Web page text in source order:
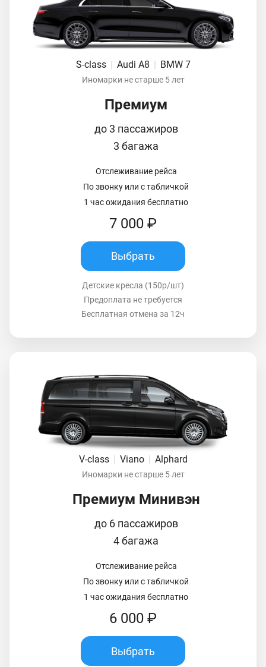
S-class | Audi A8 | BMW 7
Иномарки не старше 5 лет
Премиум
до 3 пассажиров
3 багажа
Отслеживание рейса
По звонку или с табличкой
1 час ожидания бесплатно
7 000 ₽
Выбрать
Детские кресла (150р/шт)
Предоплата не требуется
Бесплатная отмена за 12ч
V-class Viano Alphard
Иномарки не старше 5 лет
Премиум Минивэн
до 6 пассажиров
4 багажа
Отслеживание рейса
По звонку или с табличкой
1 час ожидания бесплатно
6 000 ₽
Выбрать